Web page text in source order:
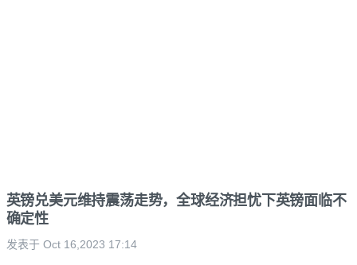
英镑兑美元维持震荡走势，全球经济担忧下英镑面临不
确定性
发表于 Oct 16,2023 17:14